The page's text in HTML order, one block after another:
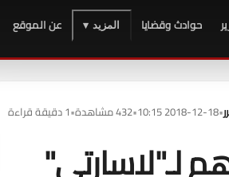
حوادث وقضايا المزيد ▾ عن الموقع
•
2018-12-18 10:15
•432 مشاهدة •1 دقيقة قراءة